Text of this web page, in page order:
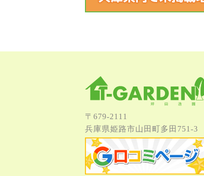
〒679-2111
兵庫県姫路市⼭⽥町多⽥751-3